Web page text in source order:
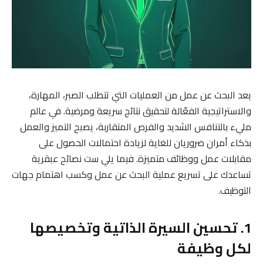
يعد البحث عن عمل من العمليات التي تتطلب الصبر، المهارة،
والاستراتيجية الفعّالة لتحقيق نتائج سريعة ومرضية. في عالم
مليء بالتنافس الشديد والفرص المتقاربة، يصبح التميز والعمل
بذكاء أمران ضروريان للغاية لزيادة احتمالات الحصول على
مقابلات عمل ووظائف متميزة. فيما يلي ست نصائح عبقرية
تساعدك على تسريع عملية البحث عن عمل وكسب اهتمام جهات
التوظيف.
1. تحسين السيرة الذاتية وتخصيصها
لكل وظيفة